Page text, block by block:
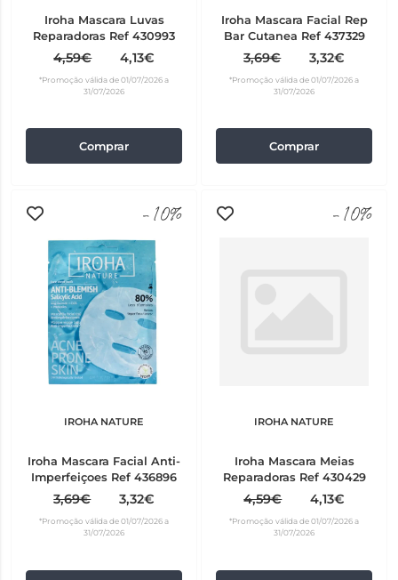
Iroha Mascara Luvas
Reparadoras Ref 430993
4,59€ 4,13€
*Promoção válida de 01/07/2026 a
31/07/2026
Comprar
Iroha Mascara Facial Rep
Bar Cutanea Ref 437329
3,69€ 3,32€
*Promoção válida de 01/07/2026 a
31/07/2026
Comprar
-10%
IROHA NATURE
Iroha Mascara Facial Anti-
Imperfeiçoes Ref 436896
3,69€ 3,32€
*Promoção válida de 01/07/2026 a
31/07/2026
-10%
IROHA NATURE
Iroha Mascara Meias
Reparadoras Ref 430429
4,59€ 4,13€
*Promoção válida de 01/07/2026 a
31/07/2026